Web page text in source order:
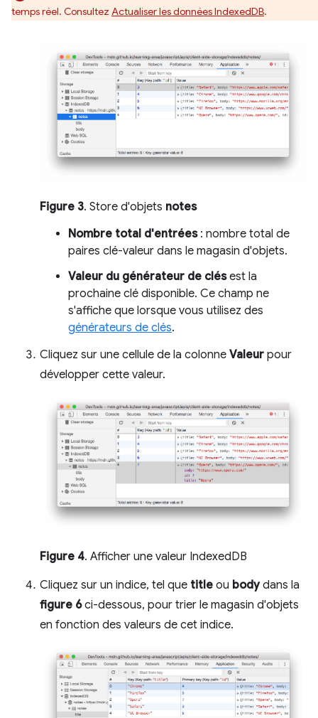
temps réel. Consultez Actualiser les données IndexedDB.
Figure 3. Store d'objets notes
Nombre total d'entrées: nombre total de
paires clé-valeur dans le magasin d'objets.
Valeur du générateur de clésest la
prochaine clé disponible. Ce champ ne
s'affiche que lorsque vous utilisez des
générateurs de clés.
Cliquez sur une cellule de la colonne Valeur pour
développer cette valeur.
Figure 4. Afficher une valeur IndexedDB
Cliquez sur un indice, tel que title ou bodydans la
figure 6ci-dessous, pour trier le magasin d'objets
en fonction des valeurs de cet indice.